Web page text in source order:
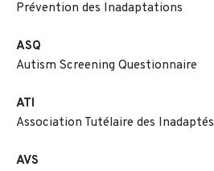
Prévention des Inadaptations
ASQ
Autism Screening Questionnaire
ATI
Association Tutélaire des Inadaptés
AVS